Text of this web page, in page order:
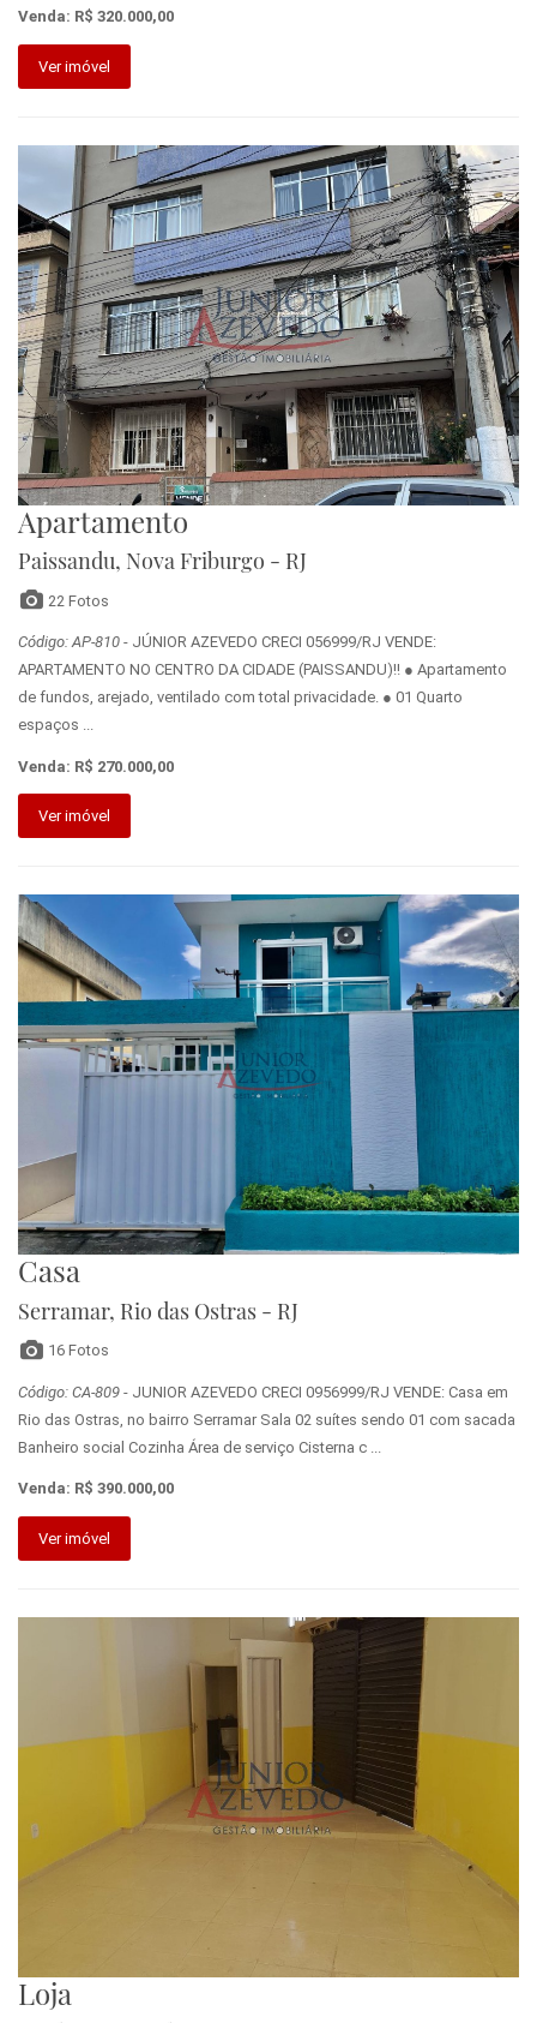
Venda: R$ 320.000,00
Ver imóvel
Apartamento
Paissandu, Nova Friburgo - RJ
22 Fotos
Código: AP-810 - JÚNIOR AZEVEDO CRECI 056999/RJ VENDE:
APARTAMENTO NO CENTRO DA CIDADE (PAISSANDU)!! ● Apartamento
de fundos, arejado, ventilado com total privacidade. ● 01 Quarto
espaços ...
Venda: R$ 270.000,00
Ver imóvel
Casa
Serramar, Rio das Ostras - RJ
16 Fotos
Código: CA-809 - JUNIOR AZEVEDO CRECI 0956999/RJ VENDE: Casa em
Rio das Ostras, no bairro Serramar Sala 02 suítes sendo 01 com sacada
Banheiro social Cozinha Área de serviço Cisterna c ...
Venda: R$ 390.000,00
Ver imóvel
Loja